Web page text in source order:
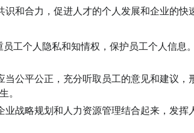
和合力，促进人才的个人发展和企业的快
员工个人隐私和知情权，保护员工个人信息
当公平公正，充分听取员工的意见和建议，
。
业战略规划和人力资源管理结合起来，发挥